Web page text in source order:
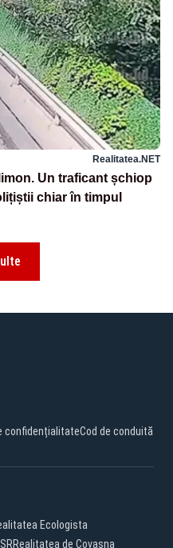
Realitatea.NET
Un traficant șchiop
chiar în timpul
confidențialitateCod de conduită
Ecologista
Realitatea de Covasna